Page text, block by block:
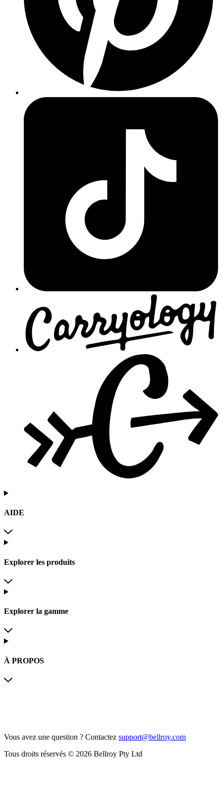
AIDE
Explorer les produits
Explorer la gamme
À PROPOS
Vous avez une question ? Contactez support@bellroy.com
Tous droits réservés © 2026 Bellroy Pty Ltd